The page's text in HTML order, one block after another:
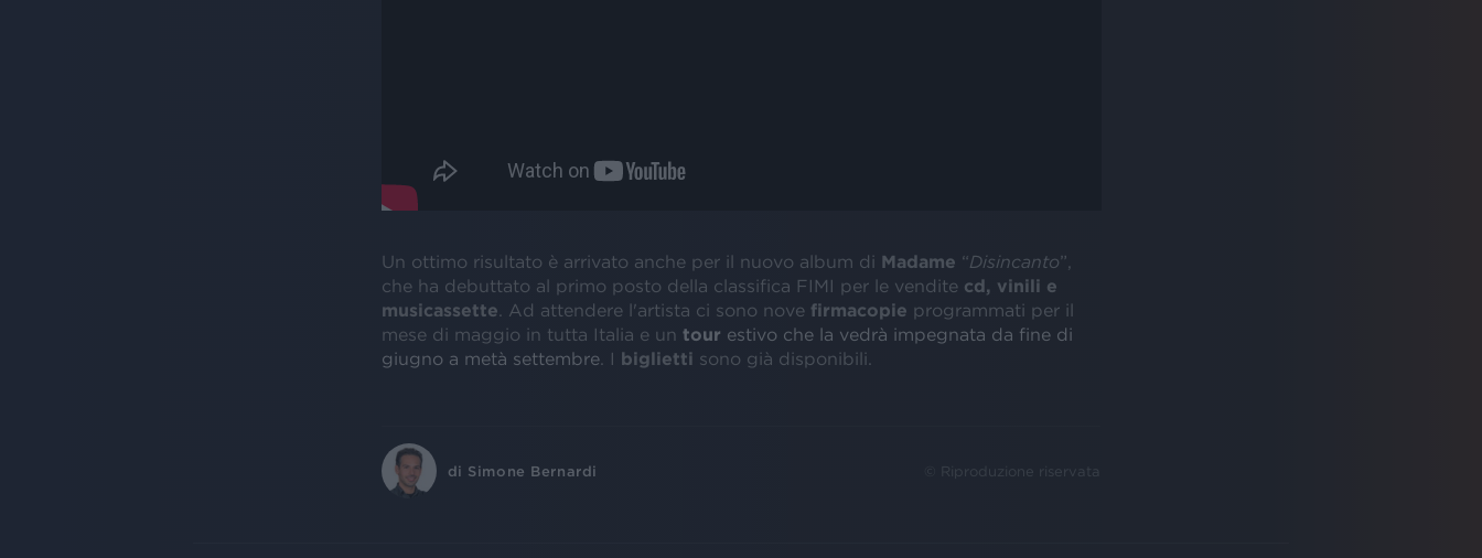
Un ottimo risultato è arrivato anche per il nuovo album di Madame “Disincanto”,
che ha debuttato al primo posto della classifica FIMI per le vendite cd, vinili e
musicassette . Ad attendere l'artista ci sono nove firmacopie programmati per il
mese di maggio in tutta Italia e un tour estivo che la vedrà impegnata da fine di
giugno a metà settembre. I biglietti sono già disponibili.
di Simone Bernardi © Riproduzione riservata